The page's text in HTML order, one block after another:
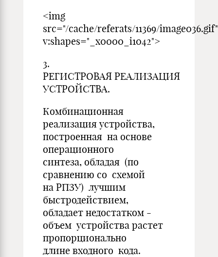
<img
src="/cache/referats/11369/image036.gif"
v:shapes="_x0000_i1042">
3.
РЕГИСТРОВАЯ РЕАЛИЗАЦИЯ
УСТРОЙСТВА.
Комбинационная
реализация устройства,
построенная на основе
операционного
синтеза, обладая (по
сравнению со схемой
на РПЗУ) лучшим
быстродействием,
обладает недостатком -
объем устройства растет
пропорционально
длине входного кода.